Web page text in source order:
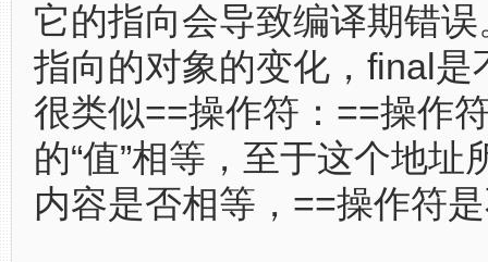
它的指向会导致编译期错
指向的对象的变化，final是
很类似==操作符：==操作
的“值”相等，至于这个地址
内容是否相等，==操作符